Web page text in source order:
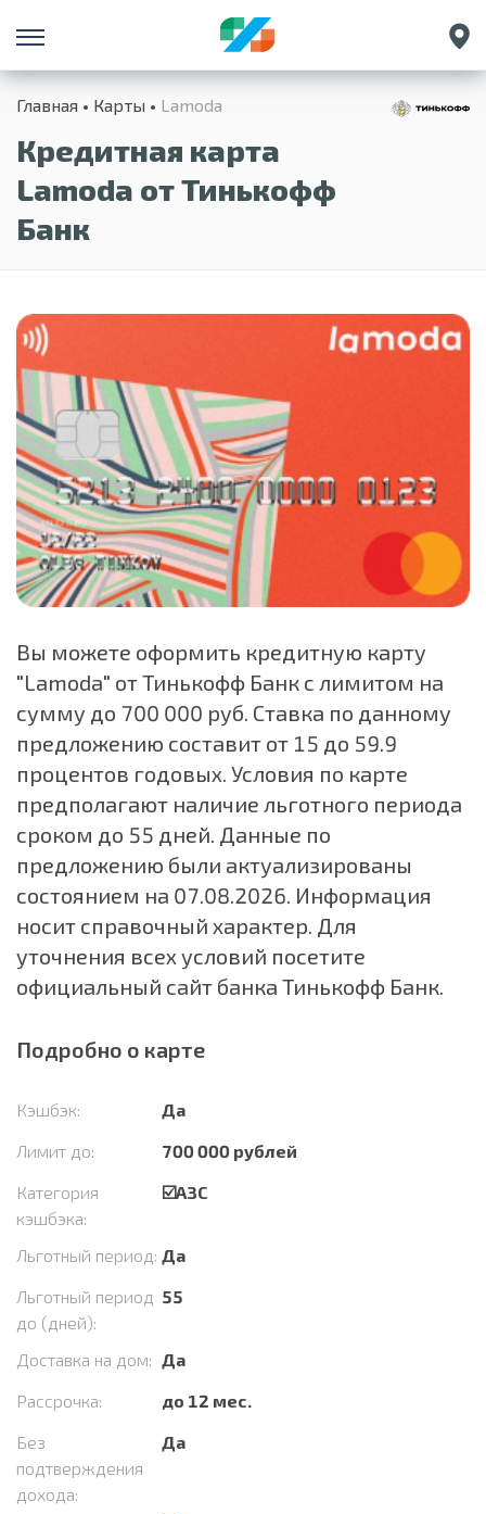
Санкт-Петербург
Екатеринбург
Нижний Новгород
Главная Карты Lamoda
Кредитная карта
Lamoda от Тинькофф
Банк
Вы можете оформить кредитную карту
"Lamoda" от Тинькофф Банк с лимитом на
сумму до 700 000 руб. Ставка по данному
предложению составит от 15 до 59.9
процентов годовых. Условия по карте
предполагают наличие льготного периода
сроком до 55 дней. Данные по
предложению были актуализированы
состоянием на 07.08.2026. Информация
носит справочный характер. Для
уточнения всех условий посетите
официальный сайт банка Тинькофф Банк.
Подробно о карте
Кэшбэк:
Да
Лимит до:
700 000 рублей
Категория
кэшбэка:
☑️АЗС
Льготный период: Да
Льготный период
до (дней):
55
Доставка на дом:
Да
Рассрочка:
до 12 мес.
Без
подтверждения
дохода:
Да